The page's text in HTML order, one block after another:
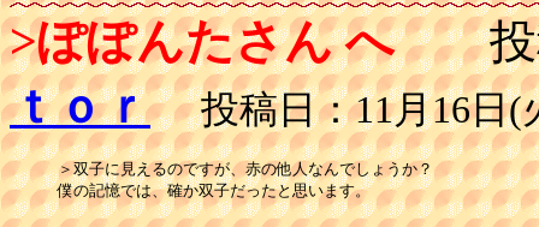
>ぽぽんたさん へ投
ｔｏｒ 投稿日：11月16日(
＞双子に見えるのですが、赤の他人なんでしょうか？